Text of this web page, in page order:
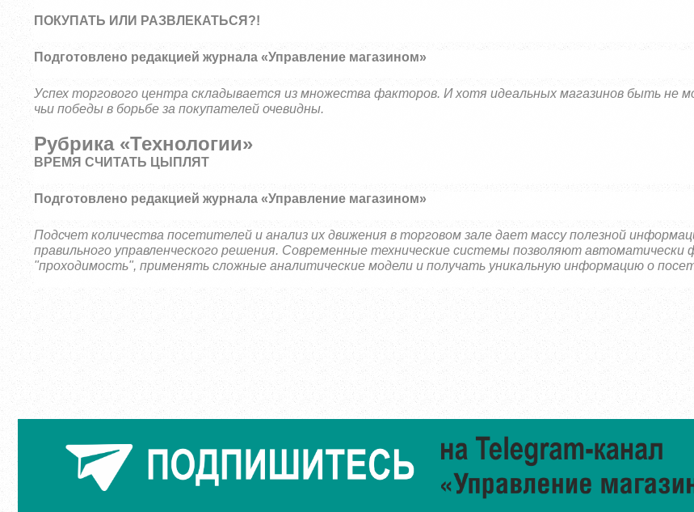
ПОКУПАТЬ ИЛИ РАЗВЛЕКАТЬСЯ?!
Подготовлено редакцией журнала «Управление магазином»
Успех торгового центра складывается из множества факторов. И хотя идеальных магазинов быть не
чьи победы в борьбе за покупателей очевидны.
Рубрика «Технологии»
ВРЕМЯ СЧИТАТЬ ЦЫПЛЯТ
Подготовлено редакцией журнала «Управление магазином»
Подсчет количества посетителей и анализ их движения в торговом зале дает массу полезной
правильного управленческого решения. Современные технические системы позволяют автоматически
"проходимость", применять сложные аналитические модели и получать уникальную информацию о